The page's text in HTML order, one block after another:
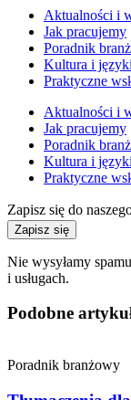
Aktualności i
Jak pracujemy
Poradnik
Kultura i języki
Praktyczne
Aktualności i
Jak pracujemy
Poradnik
Kultura i języki
Praktyczne
Zapisz się do
Zapisz się
Nie wysyłamy
i usługach.
Podobne
Poradnik branżowy